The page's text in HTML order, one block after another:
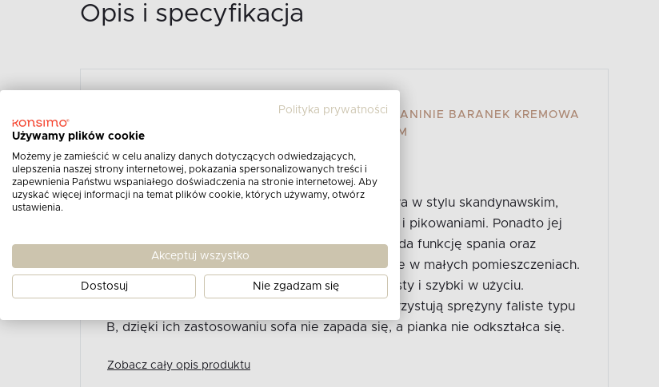
Opis i specyfikacja
SKANDYNAWSKA SOFA W TKANINIE BARANEK KREMOWA
VISNA - KOLOR 220X79X95 CM
Opis produktu:
Skandynawska sofa w tkaninie baranek kremowa w stylu skandynawskim,
charakteryzuje się jasnymi drewnianymi nogami i pikowaniami. Ponadto jej
kolor idealnie pasuje do nordyckiej mody. Posiada funkcję spania oraz
pojemnik na pościel, co przydaje się szczególnie w małych pomieszczeniach.
Wykorzystuje system DL, który jest bardzo prosty i szybki w użyciu.
Siedziska wypełnione są pianką T30 oraz wykorzystują sprężyny faliste typu
B, dzięki ich zastosowaniu sofa nie zapada się, a pianka nie odkształca się.
Zobacz cały opis produktu
Polityka prywatności
Używamy plików cookie
Możemy je zamieścić w celu analizy danych dotyczących odwiedzających,
ulepszenia naszej strony internetowej, pokazania spersonalizowanych treści i
zapewnienia Państwu wspaniałego doświadczenia na stronie internetowej. Aby
uzyskać więcej informacji na temat plików cookie, których używamy, otwórz
ustawienia.
Akceptuj wszystko
Dostosuj Nie zgadzam się